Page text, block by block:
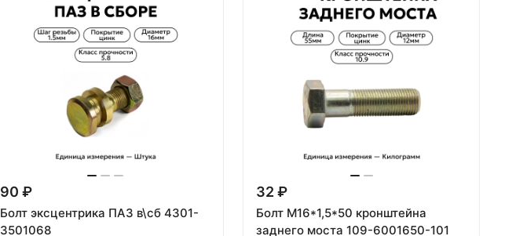
90 ₽
Болт эксцентрика ПАЗ в\сб 4301-
3501068
32 ₽
Болт М16*1,5*50 кронштейна
заднего моста 109-6001650-101